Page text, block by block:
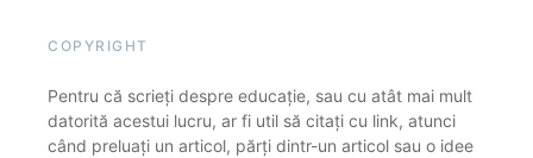
COPYRIGHT
Pentru că scrieți despre educație, sau cu atât mai mult
datorită acestui lucru, ar fi util să citați cu link, atunci
când preluați un articol, părți dintr-un articol sau o idee